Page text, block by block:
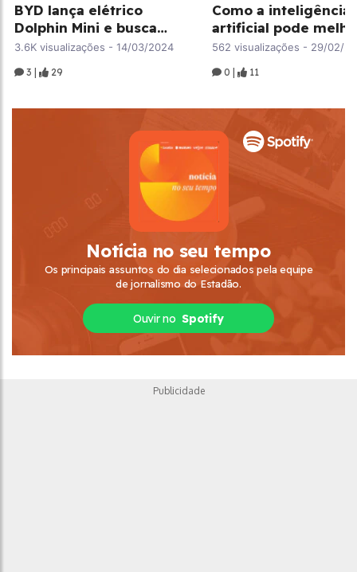
BYD lança elétrico
Dolphin Mini e busca
maiores volumes no
3.6K visualizações - 14/03/2024
3 | 29
Como a inteligência
artificial pode
mobilidade urbana:
562 visualizações - 29/02/
0 | 11
Notícia no seu tempo
Os principais assuntos do dia selecionados pela equipe
de jornalismo do Estadão.
Ouvir noSpotify
Publicidade